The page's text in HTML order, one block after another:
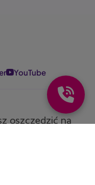
YouTube
oszczędzić na